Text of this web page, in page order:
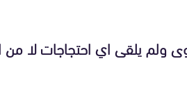
ولم يلقى اي احتجاجات لا من